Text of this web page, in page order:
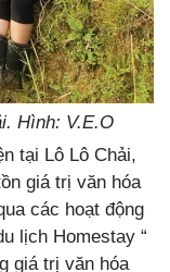
Hình: V.E.O
tại Lô Lô Chải,
giá trị văn hóa
các hoạt động
lịch Homestay “
giá trị văn hóa